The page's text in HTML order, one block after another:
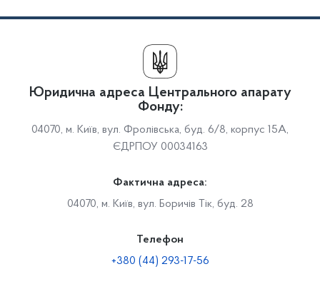
Юридична адреса Центрального апарату
Фонду:
04070, м. Київ, вул. Фролівська, буд. 6/8, корпус 15А,
ЄДРПОУ 00034163
Фактична адреса:
04070, м. Київ, вул. Боричів Тік, буд. 28
Телефон
+380 (44) 293-17-56